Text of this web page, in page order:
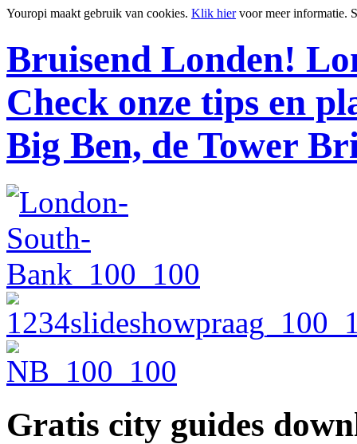
Youropi maakt gebruik van cookies. Klik hiervoor meer informatie.
Bruisend Londen!
Check onze tips en
Big Ben, de Tower
Gratis city guides